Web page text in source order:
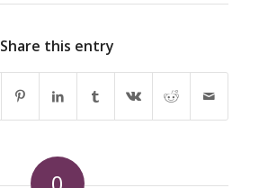
Share this entry